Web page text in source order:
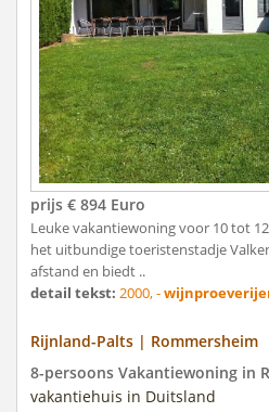
prijs € 894 Euro
Leuke vakantiewoning voor 10 tot
het uitbundige toeristenstadje
afstand en biedt ..
detail tekst: 2000, -
Rijnland-Palts | Rommersheim
8-persoons Vakantiewoning in
vakantiehuis in Duitsland